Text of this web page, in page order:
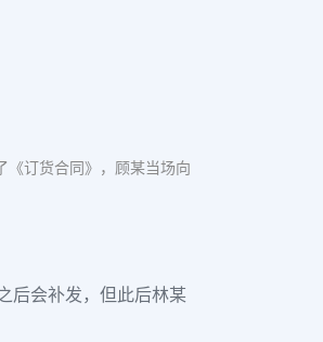
《订货合同》，顾某当场向
后会补发，但此后林某